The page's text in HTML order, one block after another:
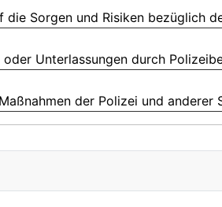
Sorgen und Risiken bezüglich
Unterlassungen durch
der Polizei und anderer